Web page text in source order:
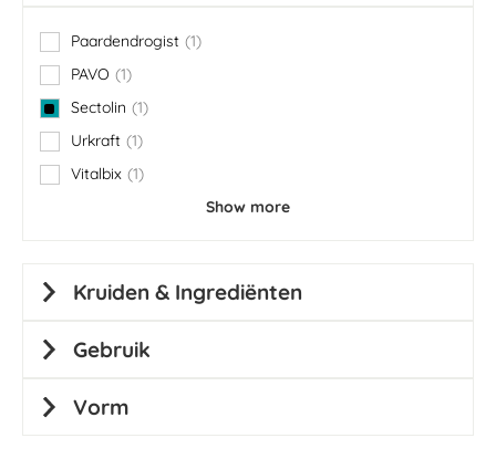
Paardendrogist 1
item
PAVO
1
item
Sectolin
1
item
Urkraft 1
item
Vitalbix 1
item
Show more
Kruiden & Ingrediënten
Gebruik
Vorm